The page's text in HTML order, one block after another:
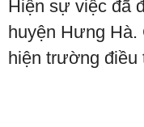
Hiện sự việc đã
huyện Hưng Hà.
hiện trường điều